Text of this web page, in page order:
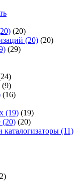
(20)
(20) (20)
(29)
(9)
(16)
(19) (19)
(20) (20)
(11)